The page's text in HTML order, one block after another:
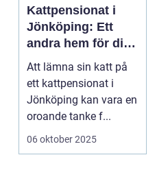
Kattpensionat i
Jönköping: Ett
andra hem för din
katt
Att lämna sin katt på
ett kattpensionat i
Jönköping kan vara en
oroande tanke f...
06 oktober 2025